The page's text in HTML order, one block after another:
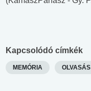
Kapcsolódó címkék
MEMÓRIA OLVASÁS